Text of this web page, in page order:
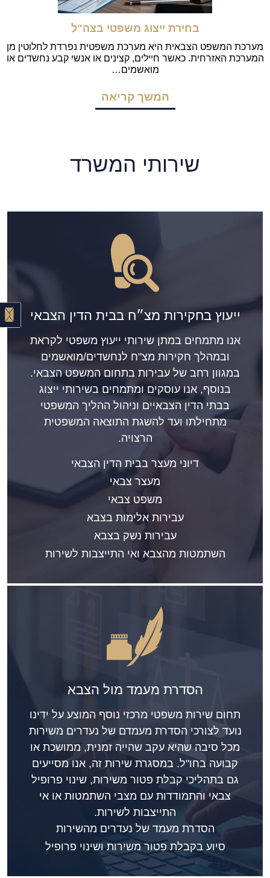
בחירת ייצוג משפטי בצה"ל
מערכת המשפט הצבאית היא מערכת משפטית נפרדת לחלוטין מן
המערכת האזרחית. כאשר חיילים, קצינים או אנשי קבע נחשדים או
מואשמים…
המשך קריאה
שירותי המשרד
ייעוץ בחקירות מצ״ח בבית הדין הצבאי
אנו מתמחים במתן שירותי ייעוץ משפטי לקראת
ובמהלך חקירות מצ"ח לנחשדים/מואשמים
במגוון רחב של עבירות בתחום המשפט הצבאי.
בנוסף, אנו עוסקים ומתמחים בשירותי ייצוג
בבתי הדין הצבאיים וניהול ההליך המשפטי
מתחילתו ועד להשגת התוצאה המשפטית
הרצויה.
דיוני מעצר בבית הדין הצבאי
מעצר צבאי
משפט צבאי
עבירות אלימות בצבא
עבירות נשק בצבא
השתמטות מהצבא ואי התייצבות לשירות
הסדרת מעמד מול הצבא
תחום שירות משפטי מרכזי נוסף המוצע על ידינו
נועד לצורכי הסדרת מעמדם של נעדרים משירות
מכל סיבה שהיא עקב שהייה זמנית, ממושכת או
קבועה בחו"ל. במסגרת שירות זה, אנו מסייעים
גם בתהליכי קבלת פטור משירות, שינוי פרופיל
צבאי והתמודדות עם מצבי השתמטות או אי
התייצבות לשירות.
הסדרת מעמד של נעדרים מהשירות
סיוע בקבלת פטור משירות ושינוי פרופיל